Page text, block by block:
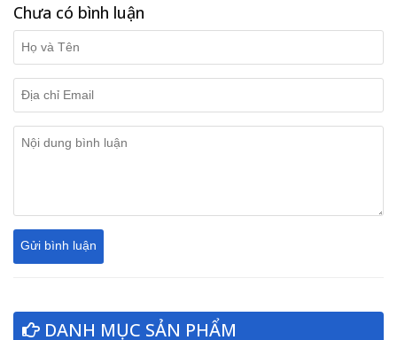
Chưa có bình luận
DANH MỤC SẢN PHẨM